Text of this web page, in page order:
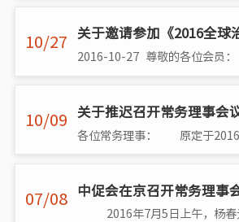
10/27
10/09 关于推迟召开常务理事会
07/08 中促会在京召开常务理事